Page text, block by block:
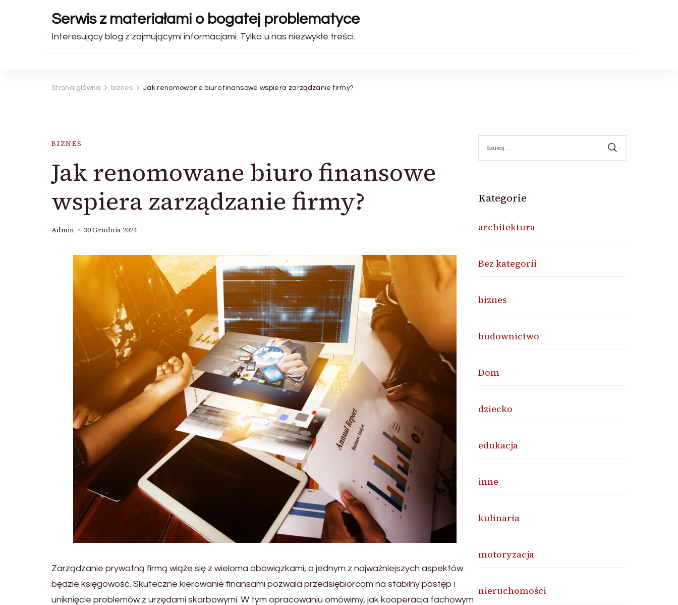
Serwis z materiałami o bogatej problematyce
Interesujący blog z zajmującymi informacjami. Tylko u nas niezwykłe treści.
Strona główna biznes Jak renomowane biuro finansowe wspiera zarządzanie firmy?
BIZNES
Jak renomowane biuro finansowe
wspiera zarządzanie firmy?
Admin 30 Grudnia 2024
Zarządzanie prywatną firmą wiąże się z wieloma obowiązkami, a jednym z najważniejszych aspektów
będzie księgowość. Skuteczne kierowanie finansami pozwala przedsiębiorcom na stabilny postęp i
uniknięcie problemów z urzędami skarbowymi. W tym opracowaniu omówimy, jak kooperacja fachowym
Kategorie
architektura
Bez kategorii
biznes
budownictwo
Dom
dziecko
edukacja
inne
kulinaria
motoryzacja
nieruchomości